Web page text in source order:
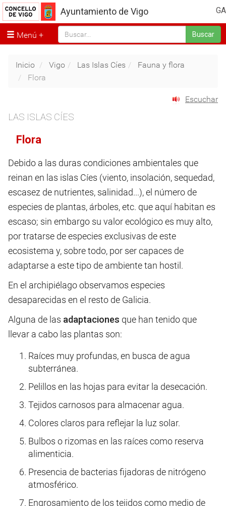
GA
Ayuntamiento de Vigo
Menú Buscar
Inicio Vigo Las Islas Cíes
Fauna y flora
Flora
Escuchar
LAS ISLAS CÍES
Flora
Debido a las duras condiciones ambientales que
reinan en las islas Cíes (viento, insolación, sequedad,
escasez de nutrientes, salinidad...), el número de
especies de plantas, árboles, etc. que aquí habitan es
escaso; sin embargo su valor ecológico es muy alto,
por tratarse de especies exclusivas de este
ecosistema y, sobre todo, por ser capaces de
adaptarse a este tipo de ambiente tan hostil.
En el archipiélago observamos especies
desaparecidas en el resto de Galicia.
Alguna de las adaptaciones que han tenido que
llevar a cabo las plantas son:
Raíces muy profundas, en busca de agua
subterránea.
Pelillos en las hojas para evitar la desecación.
Tejidos carnosos para almacenar agua.
Colores claros para reflejar la luz solar.
Bulbos o rizomas en las raíces como reserva
alimenticia.
Presencia de bacterias fijadoras de nitrógeno
atmosférico.
Engrosamiento de los tejidos como medio de